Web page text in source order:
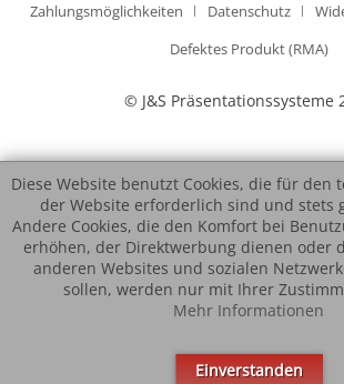
Zahlungsmöglichkeiten
Datenschutz
Defektes Produkt (RMA)
© J&S Präsentationssysteme
Diese Website benutzt Cookies, die für den
der Website erforderlich sind und stets
Andere Cookies, die den Komfort bei
erhöhen, der Direktwerbung dienen oder
anderen Websites und sozialen
sollen, werden nur mit Ihrer
Mehr Informationen
Einverstanden